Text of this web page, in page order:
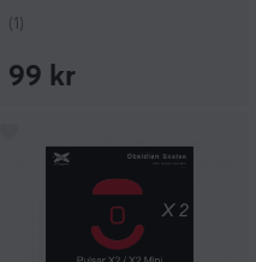
(1)
99 kr